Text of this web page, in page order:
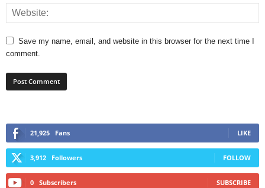
Save my name, email, and website in this browser for the next time I
comment.
21,925 Fans LIKE
3,912 Followers FOLLOW
0 Subscribers SUBSCRIBE